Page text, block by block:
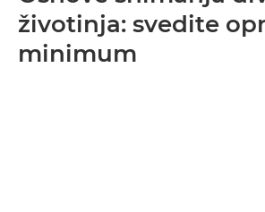
životinja: svedite
minimum